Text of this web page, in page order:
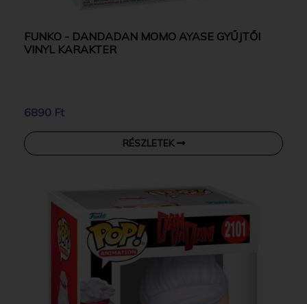
FUNKO - DANDADAN MOMO AYASE GYŰJTŐI
VINYL KARAKTER
6890 Ft
RÉSZLETEK